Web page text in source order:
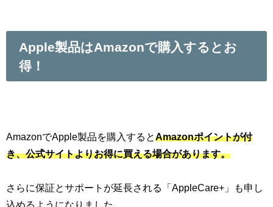
Apple製品はAmazonで購入するとお
得！
AmazonでApple製品を購入するとAmazonポイントが付
き、公式サイトよりお得に買える場合があります。
さらに保証とサポートが延長される「AppleCare+」も申し
込めるようになりました。